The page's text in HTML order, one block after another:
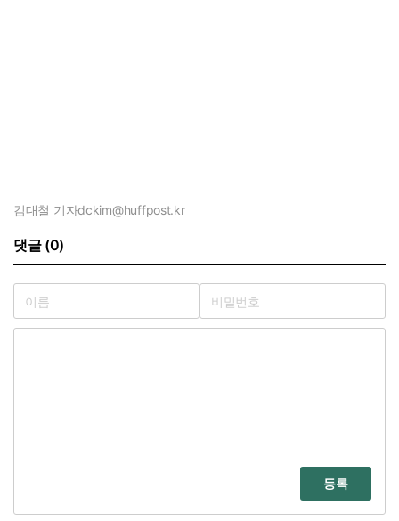
김대철 기자dckim@huffpost.kr
댓글 (0)
등록